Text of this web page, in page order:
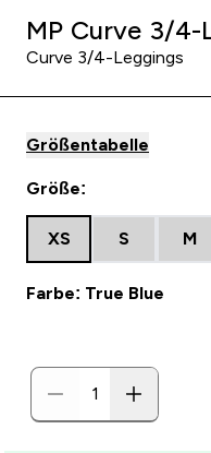
MP Curve 3/
Curve 3/4-Leggings
Größentabelle
Größe:
XS S M
Farbe: True Blue